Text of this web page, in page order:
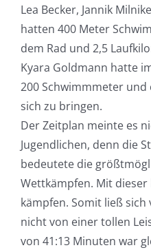
Lea Becker, Jannik
hatten 400 Meter
dem Rad und 2,5
Kyara Goldmann hatte
200 Schwimmmeter
sich zu bringen.
Der Zeitplan meinte es
Jugendlichen, denn die
bedeutete die
Wettkämpfen. Mit
kämpfen. Somit ließ
nicht von einer tollen
von 41:13 Minuten war